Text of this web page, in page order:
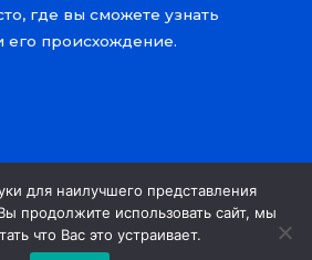
где вы сможете узнать
его происхождение.
© 2026 Словозавр
by Словозавр
для наилучшего представления
продолжите использовать сайт, мы
что Вас это устраивает.